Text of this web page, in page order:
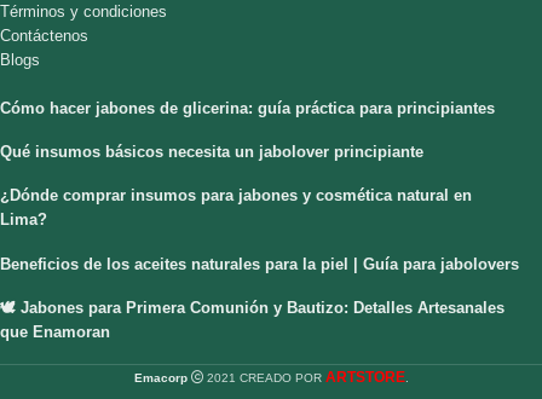
Términos y condiciones
Contáctenos
Blogs
Cómo hacer jabones de glicerina: guía práctica para principiantes
Qué insumos básicos necesita un jabolover principiante
¿Dónde comprar insumos para jabones y cosmética natural en
Lima?
Beneficios de los aceites naturales para la piel | Guía para jabolovers
🕊️ Jabones para Primera Comunión y Bautizo: Detalles Artesanales
que Enamoran
Emacorp 2021 CREADO POR ARTSTORE.